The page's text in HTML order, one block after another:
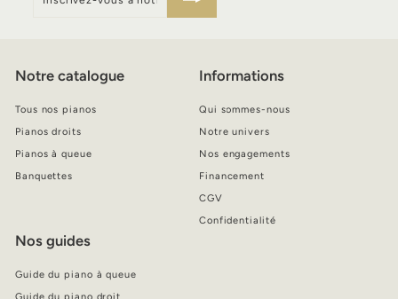
vous
Notre catalogue
Tous nos pianos
Pianos droits
Pianos à queue
Banquettes
Informations
Qui sommes-nous
Notre univers
Nos engagements
Financement
CGV
Confidentialité
Nos guides
Guide du piano à queue